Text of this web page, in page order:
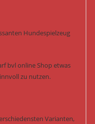
Hundespielzeug
bvl online Shop etwas
zu nutzen.
Varianten,